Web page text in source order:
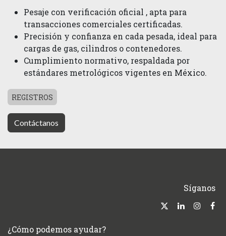
Pesaje con verificación oficial , apta para
transacciones comerciales certificadas.
Precisión y confianza en cada pesada, ideal para
cargas de gas, cilindros o contenedores.
Cumplimiento normativo, respaldada por
estándares metrológicos vigentes en México.
REGISTROS
Contáctanos
Síganos
¿Cómo podemos ayudar?